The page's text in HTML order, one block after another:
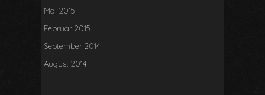
Mai 2015
Februar 2015
September 2014
August 2014